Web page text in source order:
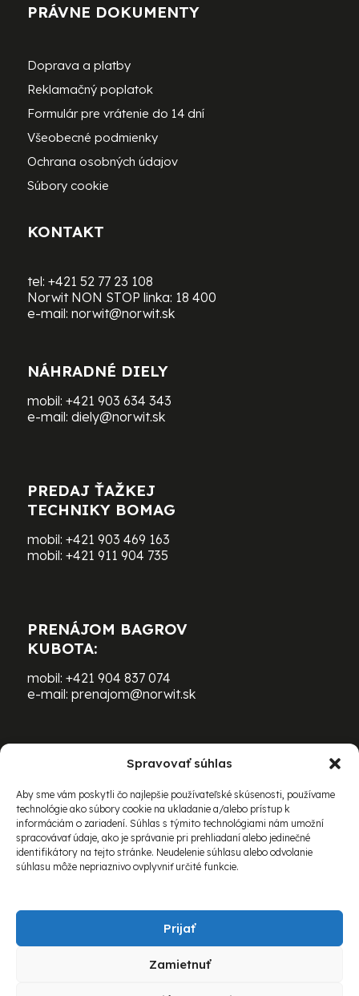
Spravovať súhlas
Aby sme vám poskytli čo najlepšie používateľské skúsenosti, používame
technológie ako súbory cookie na ukladanie a/alebo prístup k
informáciám o zariadení. Súhlas s týmito technológiami nám umožní
spracovávať údaje, ako je správanie pri prehliadaní alebo jedinečné
identifikátory na tejto stránke. Neudelenie súhlasu alebo odvolanie
súhlasu môže nepriaznivo ovplyvniť určité funkcie.
Prijať
Zamietnuť
PRÁVNE DOKUMENTY
Doprava a platby
Reklamačný poplatok
Formulár pre vrátenie do 14 dní
Všeobecné podmienky
Ochrana osobných údajov
Súbory cookie
KONTAKT
tel: +421 52 77 23 108
Norwit NON STOP linka: 18 400
e-mail: norwit@norwit.sk
NÁHRADNÉ DIELY
mobil: +421 903 634 343
e-mail: diely@norwit.sk
PREDAJ ŤAŽKEJ
TECHNIKY BOMAG
mobil: +421 903 469 163
mobil: +421 911 904 735
PRENÁJOM BAGROV
KUBOTA:
mobil: +421 904 837 074
e-mail: prenajom@norwit.sk
PRENÁJOM ŤAŽKEJ TECHNIKY
BOMAG:
mobil:+421 903 469 163
e-mail:richard.schovanec@norwit.sk